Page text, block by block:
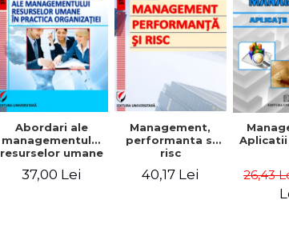
Abordari ale
managementului
resurselor umane
organizatiei
37,00 Lei
Management,
performanta si
risc
40,17 Lei 26,43